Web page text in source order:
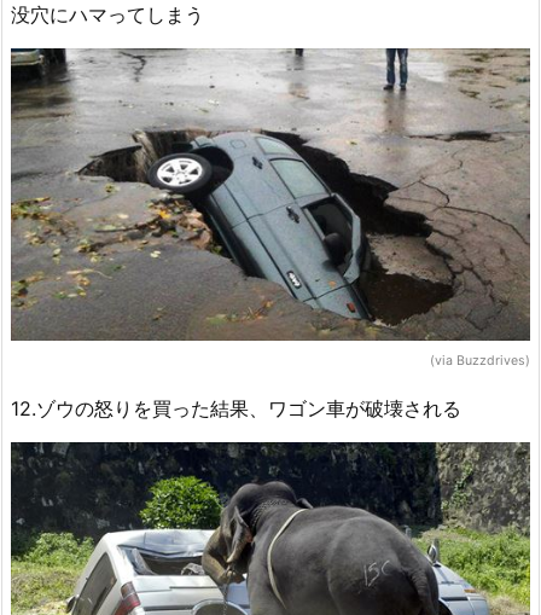
没穴にハマってしまう
(via Buzzdrives)
12.ゾウの怒りを買った結果、ワゴン車が破壊される